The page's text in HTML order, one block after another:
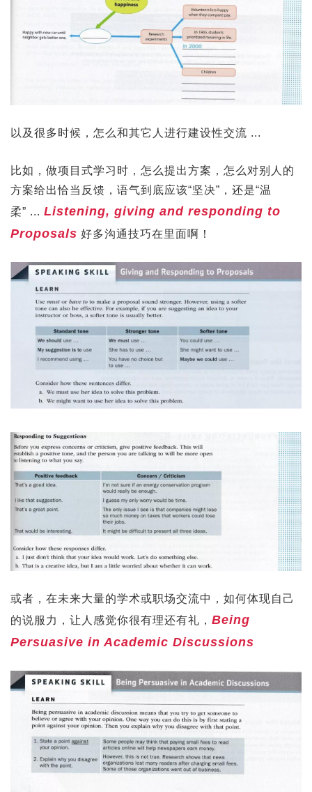
以及很多时候，怎么和其它人进行建设性交流 ...
比如，做项目式学习时，怎么提出方案，怎么对别人的
方案给出恰当反馈，语气到底应该“坚决”，还是“温
柔” ... Listening, giving and responding to
Proposals 好多沟通技巧在里面啊！
或者，在未来大量的学术或职场交流中，如何体现自己
的说服力，让人感觉你很有理还有礼， Being
Persuasive in Academic Discussions